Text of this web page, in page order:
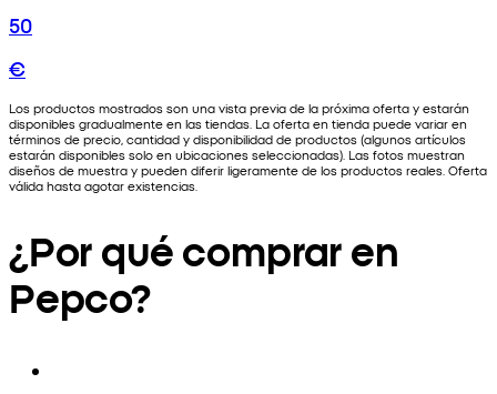
50
€
Los productos mostrados son una vista previa de la próxima oferta y estarán
disponibles gradualmente en las tiendas. La oferta en tienda puede variar en
términos de precio, cantidad y disponibilidad de productos (algunos artículos
estarán disponibles solo en ubicaciones seleccionadas). Las fotos muestran
diseños de muestra y pueden diferir ligeramente de los productos reales. Oferta
válida hasta agotar existencias.
¿Por qué comprar en
Pepco?